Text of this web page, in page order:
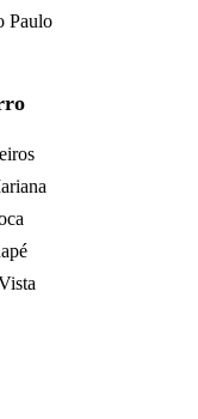
Paulo